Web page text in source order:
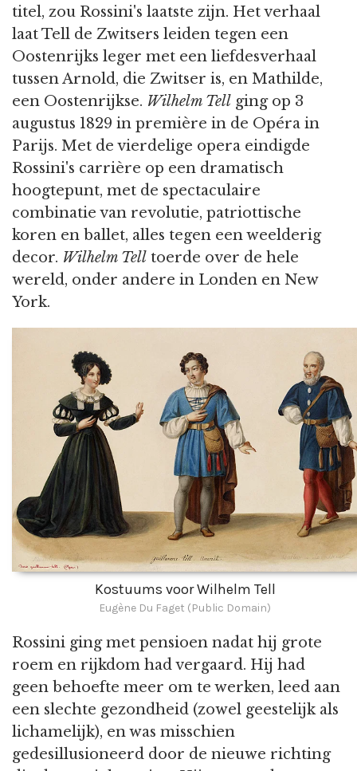
titel, zou Rossini's laatste zijn. Het verhaal
laat Tell de Zwitsers leiden tegen een
Oostenrijks leger met een liefdesverhaal
tussen Arnold, die Zwitser is, en Mathilde,
een Oostenrijkse. Wilhelm Tell ging op 3
augustus 1829 in première in de Opéra in
Parijs. Met de vierdelige opera eindigde
Rossini's carrière op een dramatisch
hoogtepunt, met de spectaculaire
combinatie van revolutie, patriottische
koren en ballet, alles tegen een weelderig
decor. Wilhelm Tell toerde over de hele
wereld, onder andere in Londen en New
York.
Kostuums voor Wilhelm Tell
Eugène Du Faget (Public Domain)
Rossini ging met pensioen nadat hij grote
roem en rijkdom had vergaard. Hij had
geen behoefte meer om te werken, leed aan
een slechte gezondheid (zowel geestelijk als
lichamelijk), en was misschien
gedesillusioneerd door de nieuwe richting